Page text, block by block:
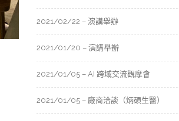
2021/02/22 – 演講舉辦
2021/01/20 – 演講舉辦
2021/01/05 – AI 跨域交流觀摩會
2021/01/05 – 廠商洽談（炳碩生醫）